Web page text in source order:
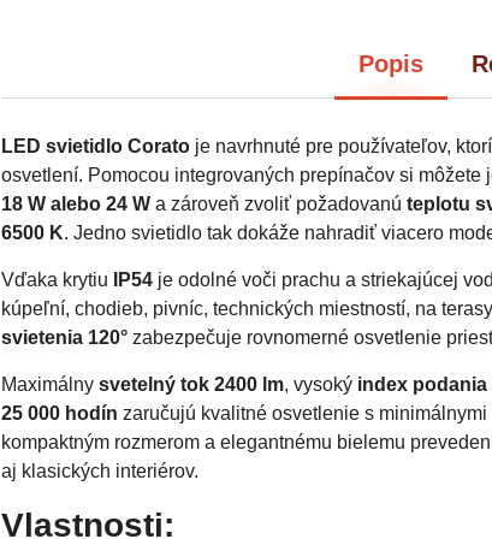
Popis
LED svietidlo Corato je navrhnuté pre používateľov,
osvetlení. Pomocou integrovaných prepínačov si
18 W alebo 24 W a zároveň zvoliť požadovanúteplotu
6500 K. Jedno svietidlo tak dokáže nahradiť viacero
Vďaka krytiu IP54 je odolné voči prachu a striekajúcej
kúpeľní, chodieb, pivníc, technických miestností, na
svietenia 120° zabezpečuje rovnomerné osvetlenie
Maximálnysvetelný tok 2400 lm, vysoký index podania
25 000 hodín zaručujú kvalitné osvetlenie s
kompaktným rozmerom a elegantnému bielemu
aj klasických interiérov.
Vlastnosti: